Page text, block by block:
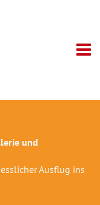
und
Ausflug ins